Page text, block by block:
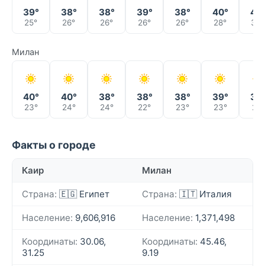
39°
25°
38°
26°
38°
26°
39°
26°
38°
26°
40°
28° 30°
Милан
40°
23°
40°
24°
38°
24°
38°
22°
38°
23°
39°
23° 21°
Факты о городе
Каир Милан
Страна: 🇪🇬 Египет Страна: 🇮🇹 Италия
Население: 9,606,916 Население: 1,371,498
Координаты: 30.06,
31.25
Координаты: 45.46,
9.19